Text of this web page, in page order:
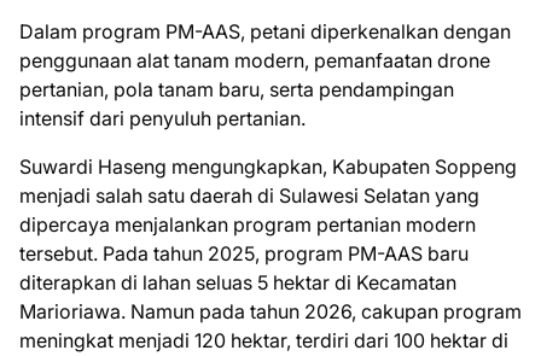
Dalam program PM-AAS, petani diperkenalkan dengan
penggunaan alat tanam modern, pemanfaatan drone
pertanian, pola tanam baru, serta pendampingan
intensif dari penyuluh pertanian.
Suwardi Haseng mengungkapkan, Kabupaten Soppeng
menjadi salah satu daerah di Sulawesi Selatan yang
dipercaya menjalankan program pertanian modern
tersebut. Pada tahun 2025, program PM-AAS baru
diterapkan di lahan seluas 5 hektar di Kecamatan
Marioriawa. Namun pada tahun 2026, cakupan program
meningkat menjadi 120 hektar, terdiri dari 100 hektar di